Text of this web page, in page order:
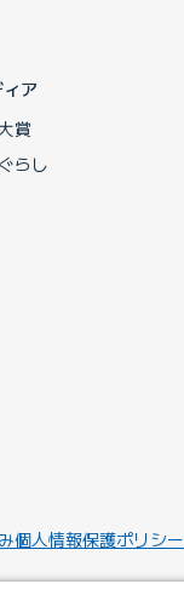
ア
賞
らし
個人情報保護ポリシー